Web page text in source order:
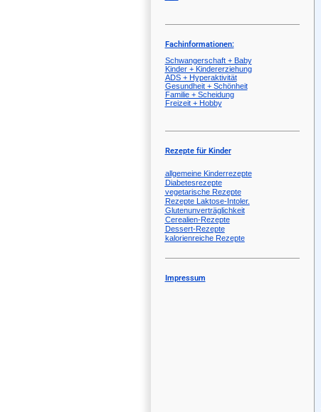
Fachinformationen:
Schwangerschaft + Baby
Kinder + Kindererziehung
ADS + Hyperaktivität
Gesundheit + Schönheit
Familie + Scheidung
Freizeit + Hobby
Rezepte für Kinder
allgemeine Kinderrezepte
Diabetesrezepte
vegetarische Rezepte
Rezepte Laktose-Intoler.
Glutenunverträglichkeit
Cerealien-Rezepte
Dessert-Rezepte
kalorienreiche Rezepte
Impressum